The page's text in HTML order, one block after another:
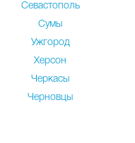
Севастополь
Сумы
Ужгород
Херсон
Черкасы
Черновцы